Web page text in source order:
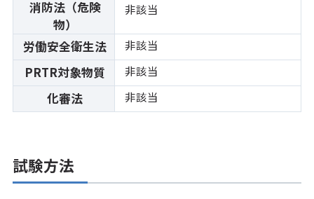
消防法（危険
物）
非該当
労働安全衛生法 非該当
PRTR対象物質 非該当
化審法 非該当
試験方法